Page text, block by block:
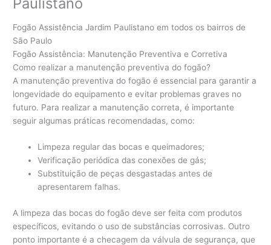
Fogão Assistência Jardim Paulistano em todos os bairros de
São Paulo
Fogão Assistência: Manutenção Preventiva e Corretiva
Como realizar a manutenção preventiva do fogão?
A manutenção preventiva do fogão é essencial para garantir a
longevidade do equipamento e evitar problemas graves no
futuro. Para realizar a manutenção correta, é importante
seguir algumas práticas recomendadas, como:
Limpeza regular das bocas e queimadores;
Verificação periódica das conexões de gás;
Substituição de peças desgastadas antes de
apresentarem falhas.
A limpeza das bocas do fogão deve ser feita com produtos
específicos, evitando o uso de substâncias corrosivas. Outro
ponto importante é a checagem da válvula de segurança, que